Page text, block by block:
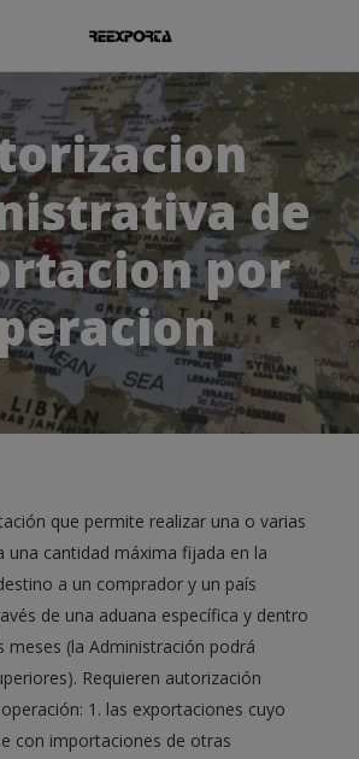
de
por
que permite realizar una o varias
una cantidad máxima fijada en la
a un comprador y un país
de una aduana específica y dentro
meses (la Administración podrá
Requieren autorización
1. las exportaciones cuyo
con importaciones de otras